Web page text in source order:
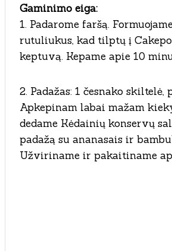
Gaminimo eiga:
1. Padarome faršą.
rutuliukus, kad tilptų į
keptuvą. Kepame apie 10
2. Padažas: 1 česnako skiltelė,
Apkepinam labai mažam
dedame Kėdainių konservų
padažą su ananasais ir
Užviriname ir pakaitiname